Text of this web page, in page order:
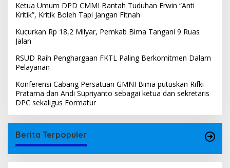
Ketua Umum DPD CMMI Bantah Tuduhan Erwin “Anti
Kritik”, Kritik Boleh Tapi Jangan Fitnah
Kucurkan Rp 18,2 Milyar, Pemkab Bima Tangani 9 Ruas
Jalan
RSUD Raih Penghargaan FKTL Paling Berkomitmen Dalam
Pelayanan
Konferensi Cabang Persatuan GMNI Bima putuskan Rifki
Pratama dan Andi Supriyanto sebagai ketua dan sekretaris
DPC sekaligus Formatur
Berita Terpopuler